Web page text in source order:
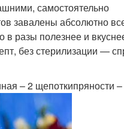
самостоятельно
завалены абсолютно
в разы полезнее и
без стерилизации —
– 2 щепоткипряности –